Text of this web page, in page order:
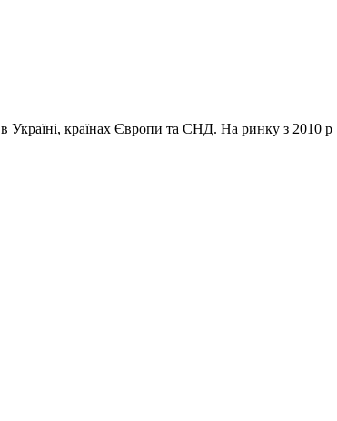
в Україні, країнах Європи та СНД. На ринку з 2010 р